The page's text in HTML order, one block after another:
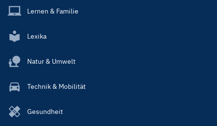
Lernen & Familie
Lexika
Natur & Umwelt
Technik & Mobilität
Gesundheit